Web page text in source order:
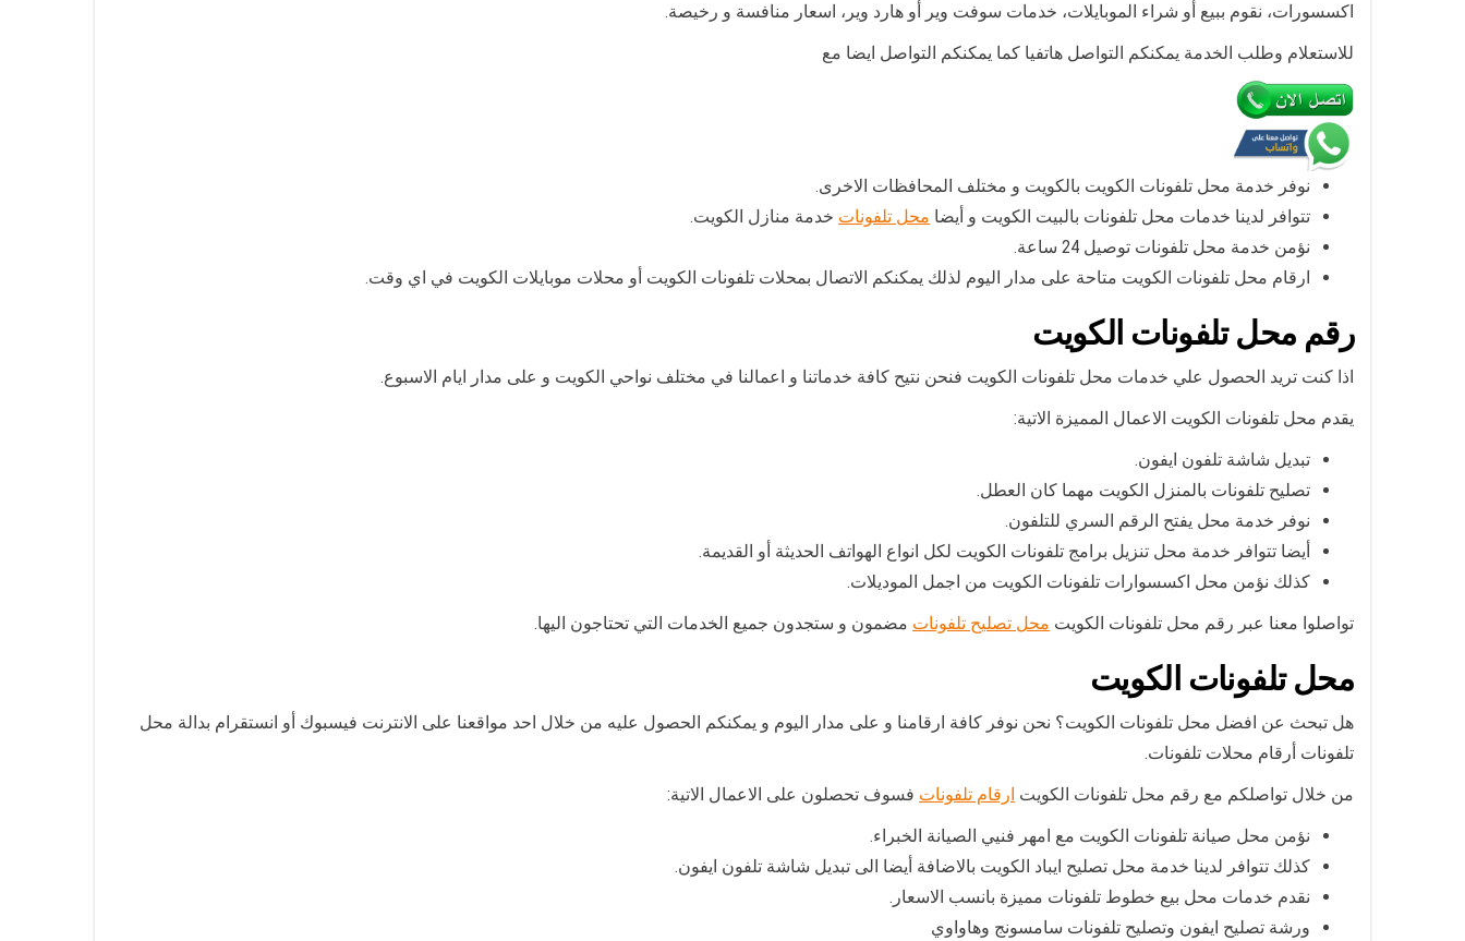
اكسسورات، نقوم ببيع أو شراء الموبايلات، خدمات سوفت وير أو هارد وير، اسعار منافسة و رخيصة.
للاستعلام وطلب الخدمة يمكنكم التواصل هاتفيا كما يمكنكم التواصل ايضا مع
نوفر خدمة محل تلفونات الكويت بالكويت و مختلف المحافظات الاخرى.
تتوافر لدينا خدمات محل تلفونات بالبيت الكويت و أيضا محل تلفونات خدمة منازل الكويت.
نؤمن خدمة محل تلفونات توصيل 24 ساعة.
ارقام محل تلفونات الكويت متاحة على مدار اليوم لذلك يمكنكم الاتصال بمحلات تلفونات الكويت أو محلات موبايلات الكويت في اي وقت.
رقم محل تلفونات الكويت
اذا كنت تريد الحصول علي خدمات محل تلفونات الكويت فنحن نتيح كافة خدماتنا و اعمالنا في مختلف نواحي الكويت و على مدار ايام الاسبوع.
يقدم محل تلفونات الكويت الاعمال المميزة الاتية:
تبديل شاشة تلفون ايفون.
تصليح تلفونات بالمنزل الكويت مهما كان العطل.
نوفر خدمة محل يفتح الرقم السري للتلفون.
أيضا تتوافر خدمة محل تنزيل برامج تلفونات الكويت لكل انواع الهواتف الحديثة أو القديمة.
كذلك نؤمن محل اكسسوارات تلفونات الكويت من اجمل الموديلات.
تواصلوا معنا عبر رقم محل تلفونات الكويت محل تصليح تلفونات مضمون و ستجدون جميع الخدمات التي تحتاجون اليها.
محل تلفونات الكويت
هل تبحث عن افضل محل تلفونات الكويت؟ نحن نوفر كافة ارقامنا و على مدار اليوم و يمكنكم الحصول عليه من خلال احد مواقعنا على الانترنت فيسبوك أو انستقرام بدالة محل
تلفونات أرقام محلات تلفونات.
من خلال تواصلكم مع رقم محل تلفونات الكويت ارقام تلفونات فسوف تحصلون على الاعمال الاتية:
نؤمن محل صيانة تلفونات الكويت مع امهر فنيي الصيانة الخبراء.
كذلك تتوافر لدينا خدمة محل تصليح ايباد الكويت بالاضافة أيضا الى تبديل شاشة تلفون ايفون.
نقدم خدمات محل بيع خطوط تلفونات مميزة بانسب الاسعار.
ورشة تصليح ايفون وتصليح تلفونات سامسونج وهاواوي